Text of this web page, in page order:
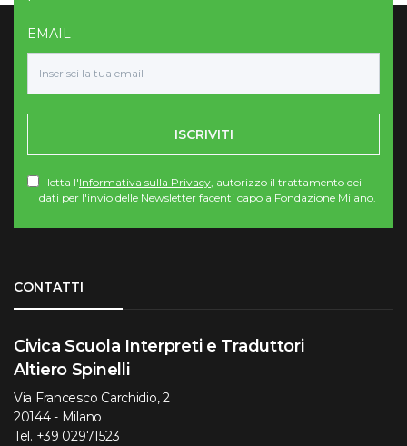
EMAIL
ISCRIVITI
letta l'Informativa sulla Privacy , autorizzo il trattamento dei
dati per l'invio delle Newsletter facenti capo a Fondazione Milano.
CONTATTI
Civica Scuola Interpreti e Traduttori
Altiero Spinelli
Via Francesco Carchidio, 2
20144 - Milano
Tel. +39 02971523